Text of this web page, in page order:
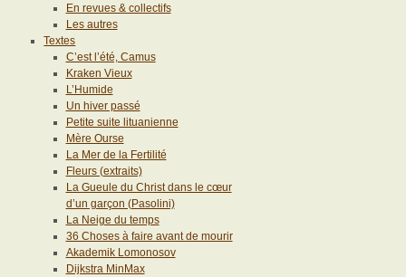
En revues & collectifs
Les autres
Textes
C’est l’été, Camus
Kraken Vieux
L’Humide
Un hiver passé
Petite suite lituanienne
Mère Ourse
La Mer de la Fertilité
Fleurs (extraits)
La Gueule du Christ dans le cœur
d’un garçon (Pasolini)
La Neige du temps
36 Choses à faire avant de mourir
Akademik Lomonosov
Dijkstra MinMax